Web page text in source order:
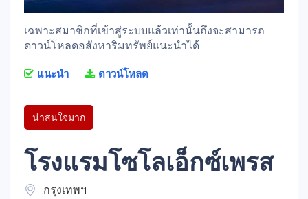
เฉพาะสมาชิกที่เข้าสู่ระบบแล้วเท่านั้นถึงจะสามารถ
ดาวน์โหลดอสังหาริมทรัพย์แนะนำได้
แนะนำ ดาวน์โหลด
น่าสนใจมาก
โรงแรมโซโลเอ็กซ์เพรส
กรุงเทพฯ